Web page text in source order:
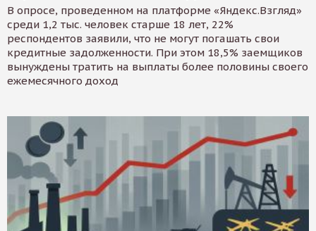
В опросе, проведенном на платформе «Яндекс.Взгляд»
среди 1,2 тыс. человек старше 18 лет, 22%
респондентов заявили, что не могут погашать свои
кредитные задолженности. При этом 18,5% заемщиков
вынуждены тратить на выплаты более половины своего
ежемесячного доход